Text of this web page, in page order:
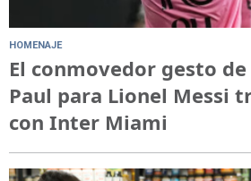
HOMENAJE
El conmovedor gesto
Paul para Lionel Messi
con Inter Miami